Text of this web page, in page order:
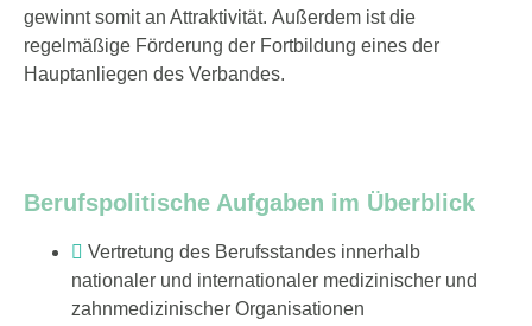
gewinnt somit an Attraktivität. Außerdem ist die
regelmäßige Förderung der Fortbildung eines der
Hauptanliegen des Verbandes.
Berufspolitische Aufgaben im Überblick
Vertretung des Berufsstandes innerhalb
nationaler und internationaler medizinischer und
zahnmedizinischer Organisationen